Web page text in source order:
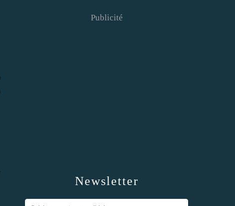
Newsletter
Publicité